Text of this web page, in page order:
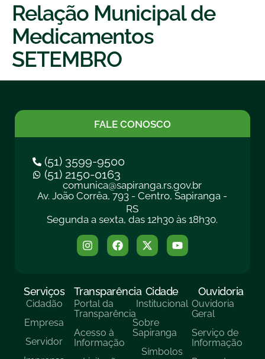
Relação Municipal de
Medicamentos
SETEMBRO
FALE CONOSCO
(51) 3599-9500
(51) 2150-0163
comunica@sapiranga.rs.gov.br
Av. João Corrêa, 793 - Centro, Sapiranga -
RS
Segunda a sexta, das 12h30 às 18h30.
Serviços
Cidadão
Empresa
Servidor
Transparência
Portal da
Transparência
Acesso à
Informação
Cidade
Institucional
Sobre
Sapiranga
Símbolos
Ouvidoria
Ouvidoria
Geral
Serviço de
Informação